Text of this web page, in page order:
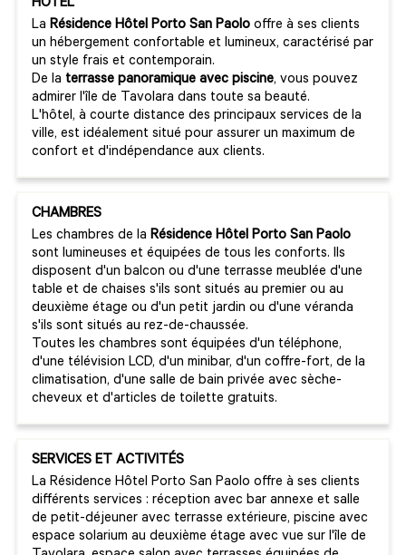
HÔTEL
La Résidence Hôtel Porto San Paolo offre à ses clients
un hébergement confortable et lumineux, caractérisé par
un style frais et contemporain.
De la terrasse panoramique avec piscine, vous pouvez
admirer l'île de Tavolara dans toute sa beauté.
L'hôtel, à courte distance des principaux services de la
ville, est idéalement situé pour assurer un maximum de
confort et d'indépendance aux clients.
CHAMBRES
Les chambres de la Résidence Hôtel Porto San Paolo
sont lumineuses et équipées de tous les conforts. Ils
disposent d'un balcon ou d'une terrasse meublée d'une
table et de chaises s'ils sont situés au premier ou au
deuxième étage ou d'un petit jardin ou d'une véranda
s'ils sont situés au rez-de-chaussée.
Toutes les chambres sont équipées d'un téléphone,
d'une télévision LCD, d'un minibar, d'un coffre-fort, de la
climatisation, d'une salle de bain privée avec sèche-
cheveux et d'articles de toilette gratuits.
SERVICES ET ACTIVITÉS
La Résidence Hôtel Porto San Paolo offre à ses clients
différents services : réception avec bar annexe et salle
de petit-déjeuner avec terrasse extérieure, piscine avec
espace solarium au deuxième étage avec vue sur l'île de